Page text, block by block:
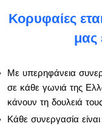
Κορυφαίες
μας
Με υπερηφάνεια
σε κάθε γωνιά της
κάνουν τη δουλειά
Κάθε συνεργασία